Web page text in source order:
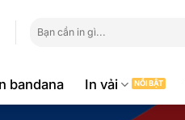
kiếm:
bandana In vải